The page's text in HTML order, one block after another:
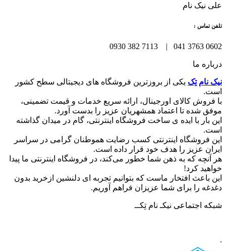
علی نیک نام
تلفن تماس :
0602 3763 041 | 7113 382 0930
درباره ما
نیک نام تِک یکی از بروزترین فروشگاه های دیجیتالی سطح کشور
است.
با فروش کالای اورجینال، ارائه سریع خدمات و قیمت تضمینی،
موفق شده تا اعتماد همشهریان عزیز را بدست آورد.
این بار با ایده ی ساخت فروشگاه اینترنتی، گام در میدان گذاشته
است.
این فروشگاه اینترنتی کسب رضایت هموطنان گرامی در سراسر
ایران عزیز را هدف خود قرار داده است.
هر آنچه که به ذهن شما خطور می‌کند، در فروشگاه اینترنتی ما پیدا
خواهید کرد!
این باعث افتخار ماست که بتوانیم تجربه ای دلنشین ازخرید بدون
دغدغه را برای شما عزیزان فراهم آوریم.
شبکه‌ اجتماعی نیکـ نام تِکــ
.